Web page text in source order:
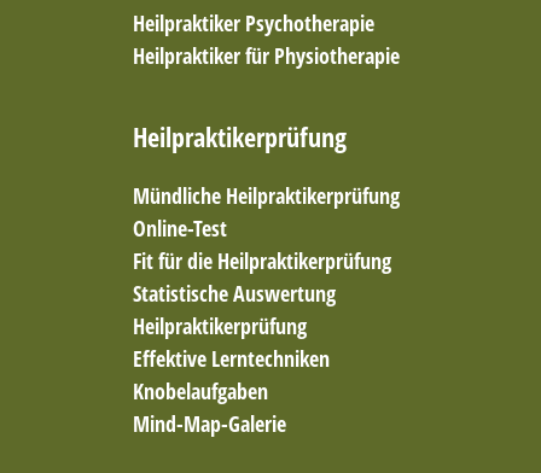
Heilpraktiker Psychotherapie
Heilpraktiker für Physiotherapie
Heilpraktikerprüfung
Mündliche Heilpraktikerprüfung
Online-Test
Fit für die Heilpraktikerprüfung
Statistische Auswertung
Heilpraktikerprüfung
Effektive Lerntechniken
Knobelaufgaben
Mind-Map-Galerie